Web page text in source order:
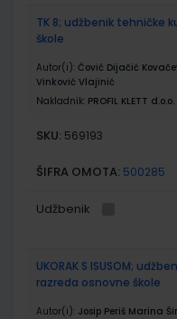
TK 8; udžbenik tehničke
škole
Autor(i): Čović Dijačić
Vinković Vlajinić
Nakladnik: PROFIL KLETT d.o.o.
SKU: 569193
ŠIFRA OMOTA: 500285
Udžbenik
UKORAK S ISUSOM;
razreda osnovne škole
Autor(i): Josip Periš Marina